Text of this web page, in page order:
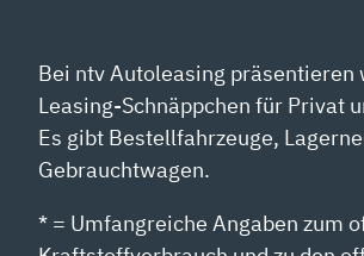
Bei ntv Autoleasing präsentieren
Leasing-Schnäppchen für Privat
Es gibt Bestellfahrzeuge,
Gebrauchtwagen.
* = Umfangreiche Angaben zum